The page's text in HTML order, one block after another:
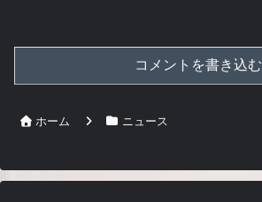
コメントを書き込む
ホーム ニュース